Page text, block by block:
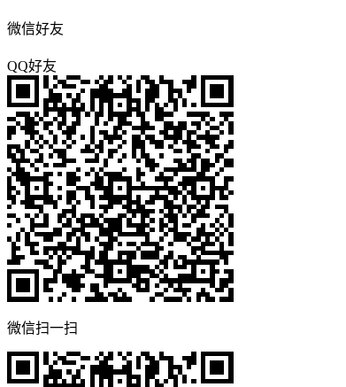
微信好友
QQ好友
微信扫一扫